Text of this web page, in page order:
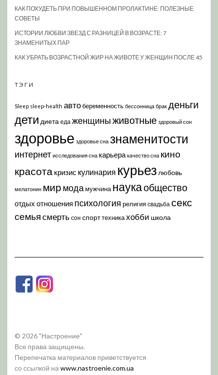
КАК ПОХУДЕТЬ ПРИ ПОВЫШЕННОМ ПРОЛАКТИНЕ: ПОЛЕЗНЫЕ
СОВЕТЫ
ИСТОРИИ ЛЮБВИ ЗВЕЗД С РАЗНИЦЕЙ В ВОЗРАСТЕ: 7
ЗНАМЕНИТЫХ ПАР
КАК УБРАТЬ ВОЗРАСТНОЙ ЖИР НА ЖИВОТЕ У ЖЕНЩИН ПОСЛЕ 45
ТЭГИ
Sleep sleep-health автобеременность бессонница брак деньги
дети диета еда женщиныживотные здоровый сон
здоровье здоровье сна знаменитости
интернет исследования сна карьера качество сна кино
красота кризис кулинария курьез любовь
мелатонин мир модамужчина наукаобщество
отдых отношения психология религия свадьба секс
семья смерть сон спорттехникахобби школа
© 2026 "Настроение"
Все права защищены.
Перепечатка материалов приветствуется
со ссылкой на www.nastroenie.com.ua